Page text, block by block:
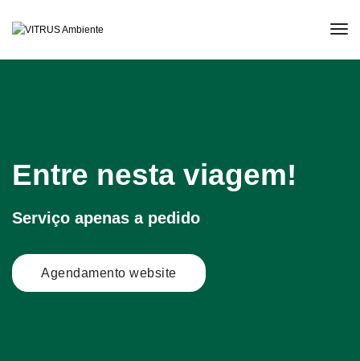
Entre nesta viagem!
Serviço apenas a pedido
Agendamento website